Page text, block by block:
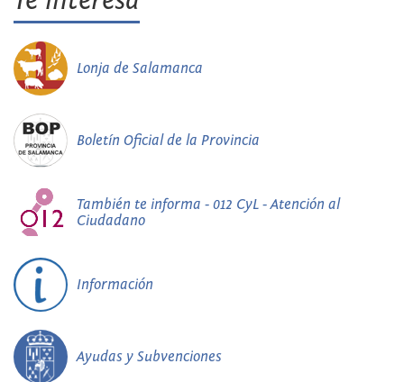
Lonja de Salamanca
Boletín Oficial de la Provincia
También te informa - 012 CyL - Atención al
Ciudadano
Información
Ayudas y Subvenciones